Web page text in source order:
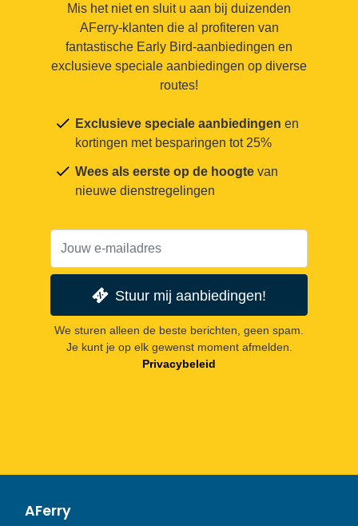
Mis het niet en sluit u aan bij duizenden
AFerry-klanten die al profiteren van
fantastische Early Bird-aanbiedingen en
exclusieve speciale aanbiedingen op diverse
routes!
Exclusieve speciale aanbiedingen en
kortingen met besparingen tot 25%
Wees als eerste op de hoogte van
nieuwe dienstregelingen
Stuur mij aanbiedingen!
We sturen alleen de beste berichten, geen spam.
Je kunt je op elk gewenst moment afmelden.
Privacybeleid
AFerry